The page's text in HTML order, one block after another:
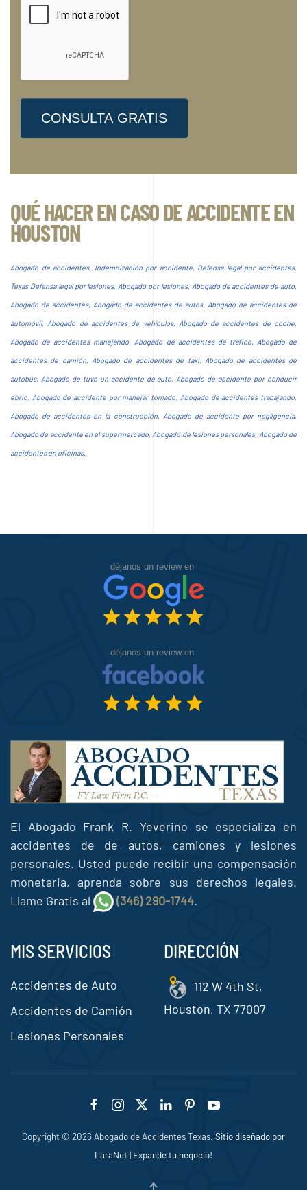
CONSULTA GRATIS
QUÉ HACER EN CASO DE ACCIDENTE EN
HOUSTON
Abogado de accidentes, Indemnización por accidente, Defensa legal por accidentes,
Texas Defensa legal por lesiones, Abogado por lesiones, Abogado de accidentes de auto,
Abogado de accidentes, Abogado de accidentes de autos, Abogado de accidentes de
automóvil, Abogado de accidentes de vehículos, Abogado de accidentes de coche,
Abogado de accidentes manejando, Abogado de accidentes de tráfico, Abogado de
accidentes de camión, Abogado de accidentes de taxi, Abogado de accidentes de
autobús, Abogado de tuve un accidente de auto, Abogado de accidente por conducir
ebrio, Abogado de accidente por manejar tomado, Abogado de accidentes trabajando,
Abogado de accidentes en la construcción, Abogado de accidente por negligencia,
Abogado de accidente en el supermercado, Abogado de lesiones personales, Abogado de
accidentes en oficinas.
El Abogado Frank R. Yeverino se especializa en
accidentes de de autos, camiones y lesiones
personales. Usted puede recibir una compensación
monetaria, aprenda sobre sus derechos legales.
Llame Gratis al
(346) 290-1744.
MIS SERVICIOS
Accidentes de Auto
Accidentes de Camión
Lesiones Personales
DIRECCIÓN
112 W 4th St,
Houston, TX 77007
Copyright © 2026Abogado de Accidentes Texas. Sitio diseñado por
LaraNet | Expande tu negocio!